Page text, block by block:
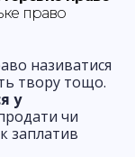
право
називатися
твору тощо.
у
чи
заплатив